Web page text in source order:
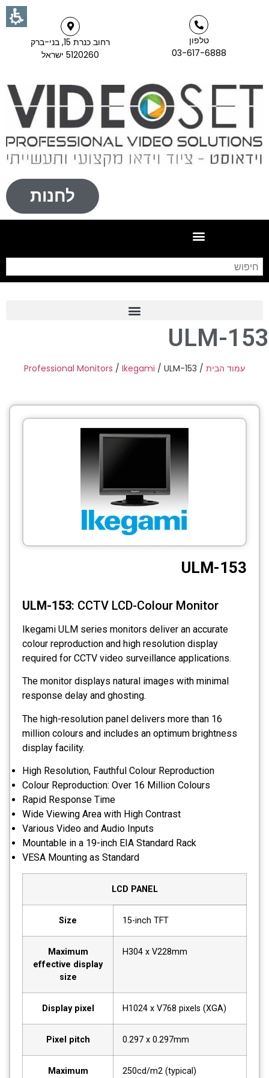
טלפון
03-617-6888
רחוב כנרת 15, בני-ברק
5120260 ישראל
לחנות
Frame Grabber
Industrial Camera
C-Mount Lenss
Professional Video Equipment
Visualizer
Fiber Optic
AV over IP
ULM-153
עמוד הבית /
Professional Monitors / Ikegami / ULM-153
ULM-153
ULM-153: CCTV LCD-Colour Monitor
Ikegami ULM series monitors deliver an accurate
colour reproduction and high resolution display
required for CCTV video surveillance applications.
The monitor displays natural images with minimal
response delay and ghosting.
The high-resolution panel delivers more than 16
million colours and includes an optimum brightness
display facility.
High Resolution, Fauthful Colour Reproduction
Colour Reproduction: Over 16 Million Colours
Rapid Response Time
Wide Viewing Area with High Contrast
Various Video and Audio Inputs
Mountable in a 19-inch EIA Standard Rack
VESA Mounting as Standard
LCD PANEL
Size 15-inch TFT
Maximum
effective display
size
H304 x V228mm
Display pixel H1024 x V768 pixels (XGA)
Pixel pitch 0.297 x 0.297mm
Maximum
250cd/m2 (typical)